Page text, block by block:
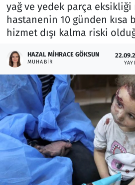
yağ ve yedek parça
hastanenin 10 günden kısa
hizmet dışı kalma riski
HAZAL MIHRACE GÖKSUN
MUHABIR
Memur ve Kamu
Otomobil
Oyun
Ramazan
Resmi İlanlar
Rüya Tabirleri
Sağlık